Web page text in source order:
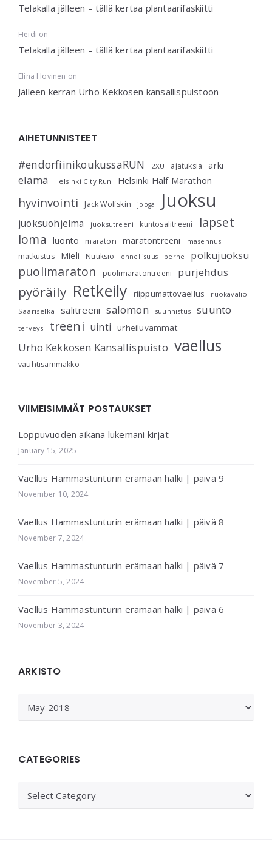
Telakalla jälleen – tällä kertaa plantaarifaskiitti
Heidi on
Telakalla jälleen – tällä kertaa plantaarifaskiitti
Elina Hovinen on
Jälleen kerran Urho Kekkosen kansallispuistoon
AIHETUNNISTEET
#endorfiinikoukussaRUN 2XU ajatuksia arki
elämä Helsinki City Run Helsinki Half Marathon
hyvinvointi Jack Wolfskin jooga Juoksu
juoksuohjelma juoksutreeni kuntosalitreeni
lapset
loma
luonto maraton maratontreeni masennus
matkustus Mieli Nuuksio onnellisuus perhe polkujuoksu
puolimaraton puolimaratontreeni purjehdus
pyöräily Retkeily riippumattovaellus
ruokavalio
Saariselkä
salitreeni salomon suunnistus suunto
terveys treeni uinti urheiluvammat
Urho Kekkosen Kansallispuisto vaellus
vauhtisammakko
VIIMEISIMMÄT POSTAUKSET
Loppuvuoden aikana lukemani kirjat
January 15, 2025
Vaellus Hammastunturin erämaan halki | päivä 9
November 10, 2024
Vaellus Hammastunturin erämaan halki | päivä 8
November 7, 2024
Vaellus Hammastunturin erämaan halki | päivä 7
November 5, 2024
Vaellus Hammastunturin erämaan halki | päivä 6
November 3, 2024
ARKISTO
CATEGORIES